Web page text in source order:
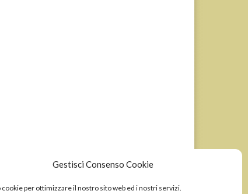
Gestisci Consenso Cookie
cookie per ottimizzare il nostro sito web ed i nostri servizi.